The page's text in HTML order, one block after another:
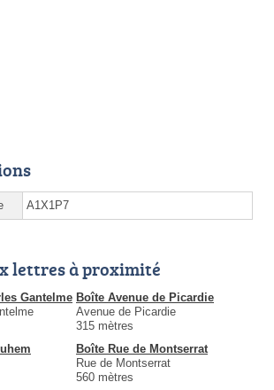
A1X1P7
lettres à proximité
Gantelme Boîte Avenue de Picardie
Avenue de Picardie
315 mètres
Boîte Rue de Montserrat
Rue de Montserrat
560 mètres